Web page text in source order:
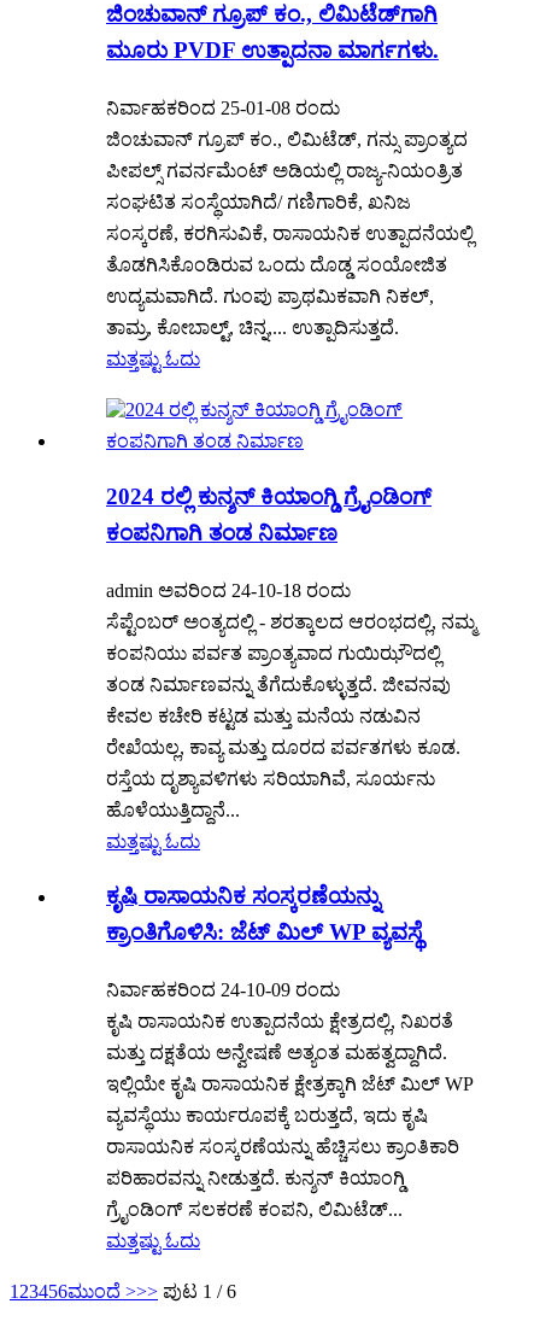
ಜಿಂಚುವಾನ್ ಗ್ರೂಪ್ ಕಂ., ಲಿಮಿಟೆಡ್‌ಗಾಗಿ
ಮೂರು PVDF ಉತ್ಪಾದನಾ ಮಾರ್ಗಗಳು.
ನಿರ್ವಾಹಕರಿಂದ 25-01-08 ರಂದು
ಜಿಂಚುವಾನ್ ಗ್ರೂಪ್ ಕಂ., ಲಿಮಿಟೆಡ್, ಗನ್ಸು ಪ್ರಾಂತ್ಯದ
ಪೀಪಲ್ಸ್ ಗವರ್ನಮೆಂಟ್ ಅಡಿಯಲ್ಲಿ ರಾಜ್ಯ-ನಿಯಂತ್ರಿತ
ಸಂಘಟಿತ ಸಂಸ್ಥೆಯಾಗಿದೆ/ ಗಣಿಗಾರಿಕೆ, ಖನಿಜ
ಸಂಸ್ಕರಣೆ, ಕರಗಿಸುವಿಕೆ, ರಾಸಾಯನಿಕ ಉತ್ಪಾದನೆಯಲ್ಲಿ
ತೊಡಗಿಸಿಕೊಂಡಿರುವ ಒಂದು ದೊಡ್ಡ ಸಂಯೋಜಿತ
ಉದ್ಯಮವಾಗಿದೆ. ಗುಂಪು ಪ್ರಾಥಮಿಕವಾಗಿ ನಿಕಲ್,
ತಾಮ್ರ, ಕೋಬಾಲ್ಟ್, ಚಿನ್ನ,... ಉತ್ಪಾದಿಸುತ್ತದೆ.
ಮತ್ತಷ್ಟು ಓದು
2024 ರಲ್ಲಿ ಕುನ್ಶನ್ ಕಿಯಾಂಗ್ಡಿ ಗ್ರೈಂಡಿಂಗ್
ಕಂಪನಿಗಾಗಿ ತಂಡ ನಿರ್ಮಾಣ
admin ಅವರಿಂದ 24-10-18 ರಂದು
ಸೆಪ್ಟೆಂಬರ್ ಅಂತ್ಯದಲ್ಲಿ - ಶರತ್ಕಾಲದ ಆರಂಭದಲ್ಲಿ, ನಮ್ಮ
ಕಂಪನಿಯು ಪರ್ವತ ಪ್ರಾಂತ್ಯವಾದ ಗುಯಿಝೌದಲ್ಲಿ
ತಂಡ ನಿರ್ಮಾಣವನ್ನು ತೆಗೆದುಕೊಳ್ಳುತ್ತದೆ. ಜೀವನವು
ಕೇವಲ ಕಚೇರಿ ಕಟ್ಟಡ ಮತ್ತು ಮನೆಯ ನಡುವಿನ
ರೇಖೆಯಲ್ಲ, ಕಾವ್ಯ ಮತ್ತು ದೂರದ ಪರ್ವತಗಳು ಕೂಡ.
ರಸ್ತೆಯ ದೃಶ್ಯಾವಳಿಗಳು ಸರಿಯಾಗಿವೆ, ಸೂರ್ಯನು
ಹೊಳೆಯುತ್ತಿದ್ದಾನೆ...
ಮತ್ತಷ್ಟು ಓದು
ಕೃಷಿ ರಾಸಾಯನಿಕ ಸಂಸ್ಕರಣೆಯನ್ನು
ಕ್ರಾಂತಿಗೊಳಿಸಿ: ಜೆಟ್ ಮಿಲ್ WP ವ್ಯವಸ್ಥೆ
ನಿರ್ವಾಹಕರಿಂದ 24-10-09 ರಂದು
ಕೃಷಿ ರಾಸಾಯನಿಕ ಉತ್ಪಾದನೆಯ ಕ್ಷೇತ್ರದಲ್ಲಿ, ನಿಖರತೆ
ಮತ್ತು ದಕ್ಷತೆಯ ಅನ್ವೇಷಣೆ ಅತ್ಯಂತ ಮಹತ್ವದ್ದಾಗಿದೆ.
ಇಲ್ಲಿಯೇ ಕೃಷಿ ರಾಸಾಯನಿಕ ಕ್ಷೇತ್ರಕ್ಕಾಗಿ ಜೆಟ್ ಮಿಲ್ WP
ವ್ಯವಸ್ಥೆಯು ಕಾರ್ಯರೂಪಕ್ಕೆ ಬರುತ್ತದೆ, ಇದು ಕೃಷಿ
ರಾಸಾಯನಿಕ ಸಂಸ್ಕರಣೆಯನ್ನು ಹೆಚ್ಚಿಸಲು ಕ್ರಾಂತಿಕಾರಿ
ಪರಿಹಾರವನ್ನು ನೀಡುತ್ತದೆ. ಕುನ್ಶನ್ ಕಿಯಾಂಗ್ಡಿ
ಗ್ರೈಂಡಿಂಗ್ ಸಲಕರಣೆ ಕಂಪನಿ, ಲಿಮಿಟೆಡ್...
ಮತ್ತಷ್ಟು ಓದು
1 23456ಮುಂದೆ >>> ಪುಟ 1 / 6